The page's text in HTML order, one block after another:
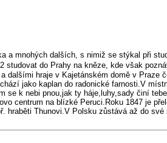
a mnohých dalších, s nimiž se stýkal při
studovat do Prahy na kněze, kde však
dalšími hraje v Kajetánském domě v Praze
jako kaplan do radonické farnosti.V
k nebi pnou,jak ty háje,luhy,sady činí
centrum na blízké Peruci.Roku 1847 je
hraběti Thunovi.V Polsku zůstává až do